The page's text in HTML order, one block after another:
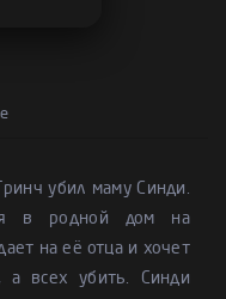
убил маму Синди.
в родной дом на
на её отца и хочет
а всех убить. Синди